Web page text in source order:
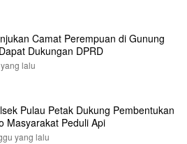
Camat Perempuan di Gunung
Dukungan DPRD
lalu
Pulau Petak Dukung Pembentukan
Masyarakat Peduli Api
yang lalu